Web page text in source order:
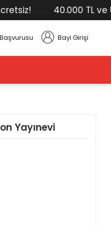
40.000 TL ve Üstü
Bayi Girişi
Yayınevi